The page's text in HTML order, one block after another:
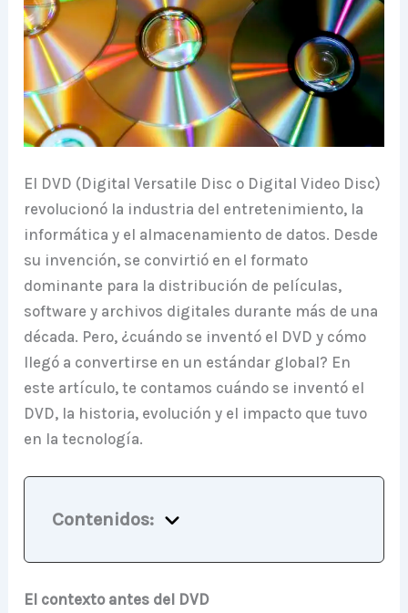
El DVD (Digital Versatile Disc o Digital Video Disc)
revolucionó la industria del entretenimiento, la
informática y el almacenamiento de datos. Desde
su invención, se convirtió en el formato
dominante para la distribución de películas,
software y archivos digitales durante más de una
década. Pero, ¿cuándo se inventó el DVD y cómo
llegó a convertirse en un estándar global? En
este artículo, te contamos cuándo se inventó el
DVD, la historia, evolución y el impacto que tuvo
en la tecnología.
Contenidos:
El contexto antes del DVD